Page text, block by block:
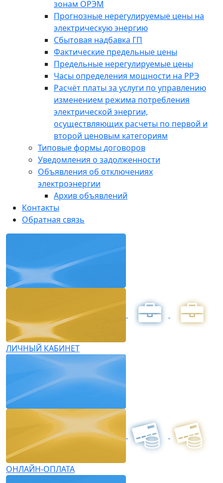
зонам ОРЭМ
Прогнозные нерегулируемые цены на
электрическую энергию
Сбытовая надбавка ГП
Фактические предельные цены
Предельные нерегулируемые цены
Часы определения мощности на РРЭ
Расчёт платы за услуги по управлению
изменением режима потребления
электрической энергии,
осуществляющих расчеты по первой и
второй ценовым категориям
Типовые формы договоров
Уведомления о задолженности
Объявления об отключениях
электроэнергии
Архив объявлений
Контакты
Обратная связь
ЛИЧНЫЙ КАБИНЕТ
ОНЛАЙН-ОПЛАТА